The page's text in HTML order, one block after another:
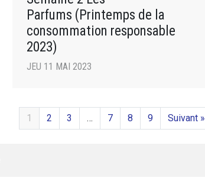
Parfums (Printemps de la
consommation responsable
2023)
JEU 11 MAI 2023
1 2 3 … 7 8 9 Suivant »